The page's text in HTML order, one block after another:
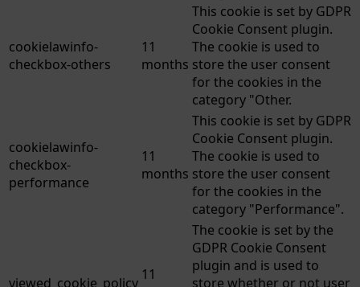
cookielawinfo-
checkbox-others
11
months
This cookie is set by GDPR
Cookie Consent plugin.
The cookie is used to
store the user consent
for the cookies in the
category "Other.
cookielawinfo-
checkbox-
performance
11
months
This cookie is set by GDPR
Cookie Consent plugin.
The cookie is used to
store the user consent
for the cookies in the
category "Performance".
viewed_cookie_policy 11
The cookie is set by the
GDPR Cookie Consent
plugin and is used to
store whether or not user